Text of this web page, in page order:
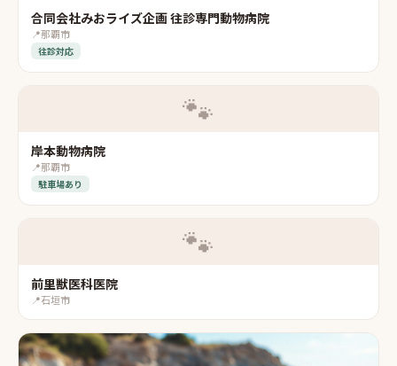
合同会社みおライズ企画 往診専門動物病院
📍那覇市
往診対応
🐾
岸本動物病院
📍那覇市
駐車場あり
🐾
前里獣医科医院
📍石垣市